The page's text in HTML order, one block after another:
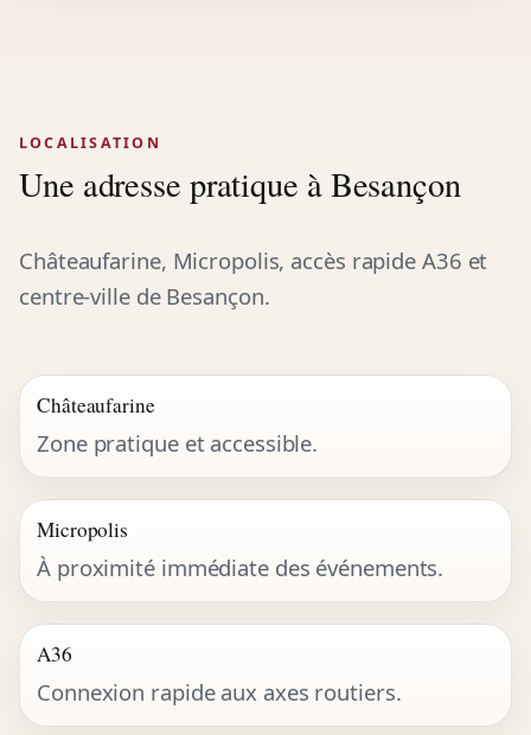
LOCALISATION
Une adresse pratique à Besançon
Châteaufarine, Micropolis, accès rapide A36 et
centre-ville de Besançon.
Châteaufarine
Zone pratique et accessible.
Micropolis
À proximité immédiate des événements.
A36
Connexion rapide aux axes routiers.